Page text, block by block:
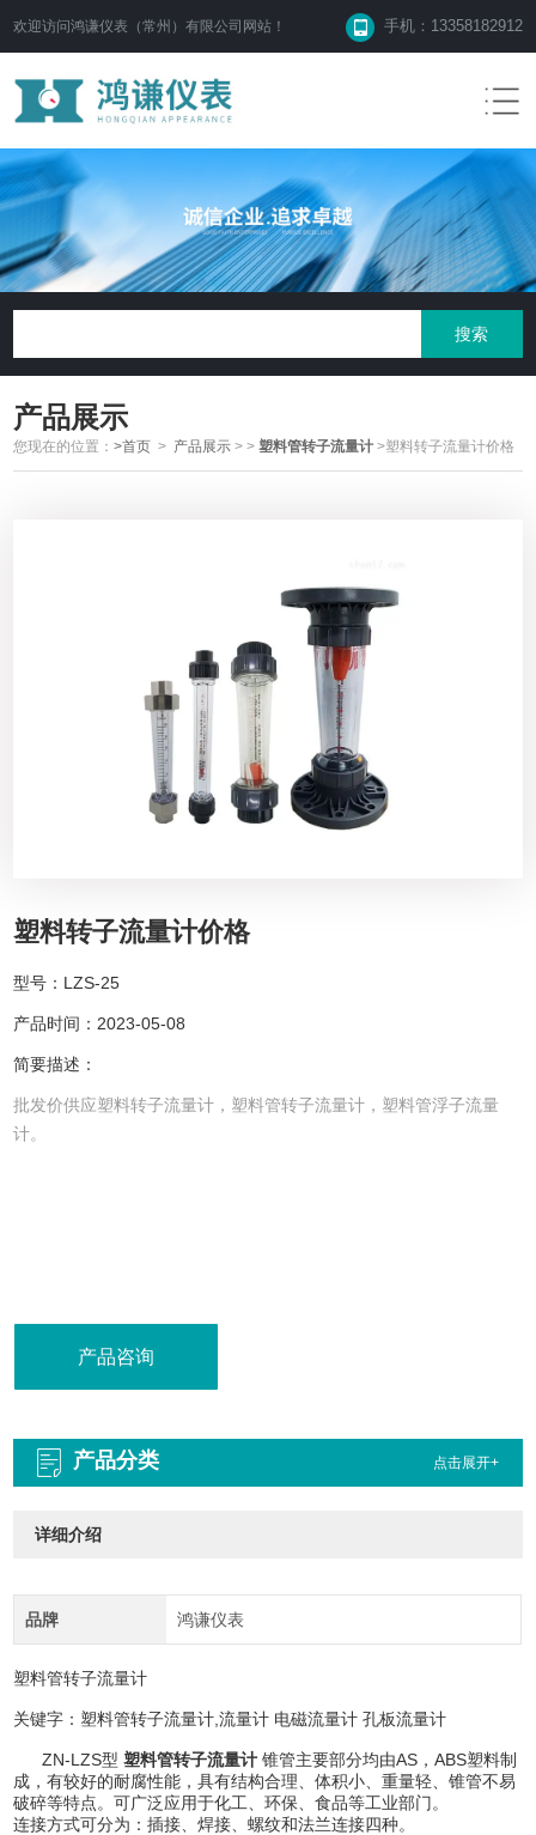
欢迎访问鸿谦仪表（常州）有限公司网站！ 手机：13358182912
产品展示
您现在的位置：>首页 > 产品展示 >>塑料管转子流量计 >塑料转子流量计价格
塑料转子流量计价格
型号：LZS-25
产品时间：2023-05-08
简要描述：
批发价供应塑料转子流量计，塑料管转子流量计，塑料管浮子流量
计。
产品咨询
产品分类 点击展开+
详细介绍
品牌 鸿谦仪表
塑料管转子流量计
关键字：塑料管转子流量计,流量计 电磁流量计 孔板流量计
ZN-LZS型 塑料管转子流量计锥管主要部分均由AS，ABS塑料制
成，有较好的耐腐性能，具有结构合理、体积小、重量轻、锥管不易
破碎等特点。可广泛应用于化工、环保、食品等工业部门。
连接方式可分为：插接、焊接、螺纹和法兰连接四种。